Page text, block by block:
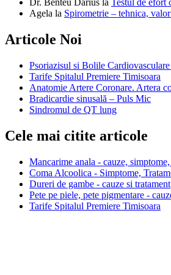
Dr. Benteu Darius la Testul de efort
Agela la Spirometrie – tehnica,
Articole Noi
Psoriazisul si Bolile
Tarife Spitalul Premiere Timisoara
Anatomie Artere Coronare. Artera
Bradicardie sinusală – Puls Mic
Sindromul de QT lung
Cele mai citite articole
Mancarime anala - cauze,
Coma Alcoolica - Simptome,
Dureri de gambe - cauze si tratament
Pete pe piele, pete pigmentare -
Tarife Spitalul Premiere Timisoara